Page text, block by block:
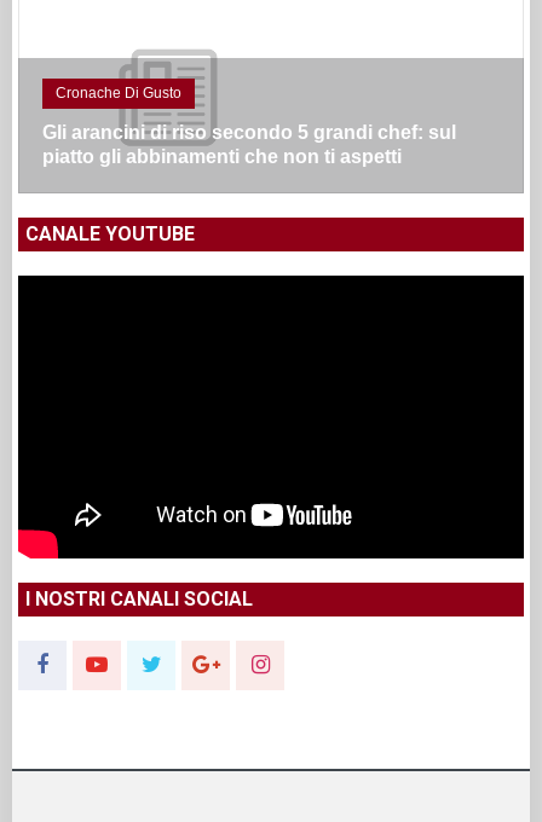
Cronache Di Gusto
Gli arancini di riso secondo 5 grandi chef: sul
piatto gli abbinamenti che non ti aspetti
CANALE YOUTUBE
I NOSTRI CANALI SOCIAL